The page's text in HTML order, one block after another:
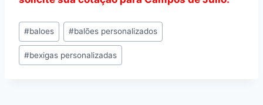
Tags
do
Post:
#baloes #balões personalizados
#bexigas personalizadas